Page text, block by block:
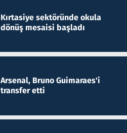
Kırtasiye sektöründe okula
dönüş mesaisi başladı
Arsenal, Bruno Guimaraes'i
transfer etti